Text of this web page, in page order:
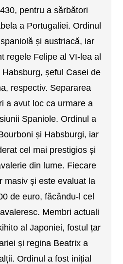
pentru a sărbători
a Portugaliei. Ordinul
și austriacă, iar
regele Felipe al VI-lea al
șeful Casei de
respectiv. Separarea
a avut loc ca urmare a
Spaniole. Ordinul a
și Habsburgi, iar
cel mai prestigios și
din lume. Fiecare
masiv și este evaluat la
de euro, făcându-l cel
Membri actuali
al Japoniei, fostul țar
și regina Beatrix a
Ordinul a fost inițial